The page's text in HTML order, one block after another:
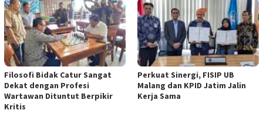
Filosofi Bidak Catur Sangat
Dekat dengan Profesi
Wartawan Dituntut Berpikir
Kritis
Perkuat Sinergi, FISIP UB
Malang dan KPID Jatim Jalin
Kerja Sama